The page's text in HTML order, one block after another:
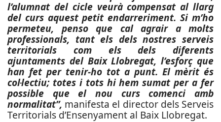
l’alumnat del cicle veurà compensat al llarg
del curs aquest petit endarreriment. Si m’ho
permeteu, penso que cal agrair a molts
professionals, tant els dels nostres serveis
territorials com els dels diferents
ajuntaments del Baix Llobregat, l’esforç que
han fet per tenir-ho tot a punt. El mèrit és
col·lectiu; totes i tots hi hem sumat per a fer
possible que el nou curs comenci amb
normalitat”, manifesta el director dels Serveis
Territorials d’Ensenyament al Baix Llobregat.